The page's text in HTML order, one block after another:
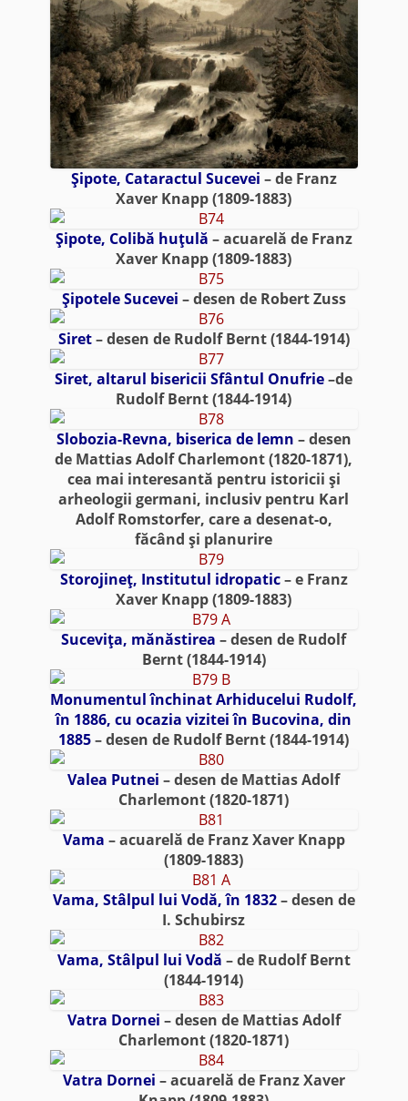
Şipote, Cataractul Sucevei – de Franz
Xaver Knapp (1809-1883)
Şipote, Colibă huţulă – acuarelă de Franz
Xaver Knapp (1809-1883)
Şipotele Sucevei – desen de Robert Zuss
Siret– desen de Rudolf Bernt (1844-1914)
Siret, altarul bisericii Sfântul Onufrie–de
Rudolf Bernt (1844-1914)
Slobozia-Revna, biserica de lemn – desen
de Mattias Adolf Charlemont (1820-1871),
cea mai interesantă pentru istoricii şi
arheologii germani, inclusiv pentru Karl
Adolf Romstorfer, care a desenat-o,
făcând şi planurire
Storojineţ, Institutul idropatic– e Franz
Xaver Knapp (1809-1883)
Suceviţa, mănăstirea – desen de Rudolf
Bernt (1844-1914)
Monumentul închinat Arhiducelui Rudolf,
în 1886, cu ocazia vizitei în Bucovina, din
1885– desen de Rudolf Bernt (1844-1914)
Valea Putnei – desen de Mattias Adolf
Charlemont (1820-1871)
Vama – acuarelă de Franz Xaver Knapp
(1809-1883)
Vama, Stâlpul lui Vodă, în 1832– desen de
I. Schubirsz
Vama, Stâlpul lui Vodă – de Rudolf Bernt
(1844-1914)
Vatra Dornei – desen de Mattias Adolf
Charlemont (1820-1871)
Vatra Dornei – acuarelă de Franz Xaver